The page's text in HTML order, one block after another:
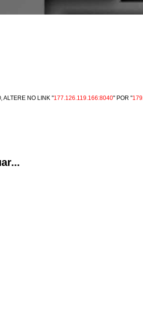
ALTERE NO LINK "177.126.119.166:8040" POR "